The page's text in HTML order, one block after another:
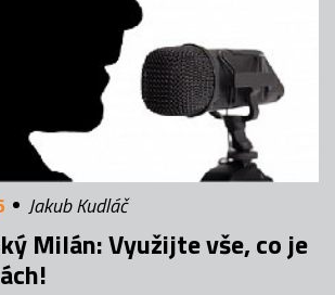
Jakub Kudláč
Milán: Využijte vše, co je